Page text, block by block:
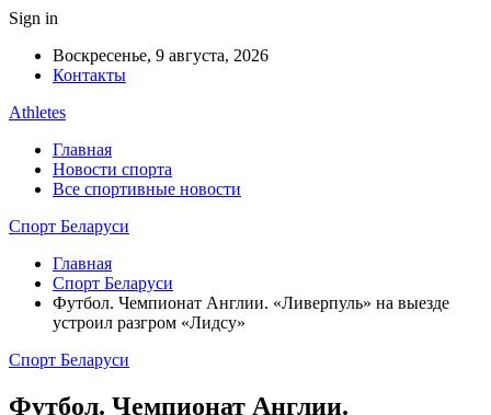
Sign in
Воскресенье, 9 августа, 2026
Контакты
Athletes
Главная
Новости спорта
Все спортивные новости
Спорт Беларуси
Главная
Спорт Беларуси
Футбол. Чемпионат Англии. «Ливерпуль» на выезде
устроил разгром «Лидсу»
Спорт Беларуси
Футбол. Чемпионат Англии.